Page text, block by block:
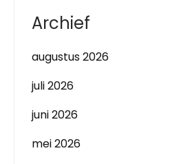
Archief
augustus 2026
juli 2026
juni 2026
mei 2026